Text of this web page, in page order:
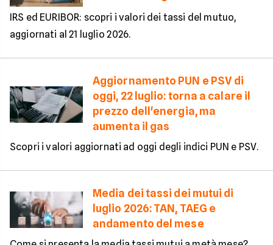
IRS ed EURIBOR: scopri i valori dei tassi del mutuo,
aggiornati al 21 luglio 2026.
Aggiornamento PUN e PSV di
oggi, 22 luglio: torna a calare il
prezzo dell'energia, ma
aumenta il gas
Scopri i valori aggiornati ad oggi degli indici PUN e PSV.
Media dei tassi dei mutui di
luglio 2026: TAN, TAEG e
andamento del mese